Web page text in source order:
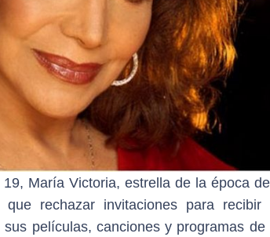
María Victoria, estrella de la época
rechazar invitaciones para recibir
películas, canciones y programas